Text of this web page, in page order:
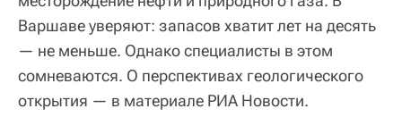
Варшаве уверяют: запасов хватит лет на десять
— не меньше. Однако специалисты в этом
сомневаются. О перспективах геологического
открытия — в материале РИА Новости.